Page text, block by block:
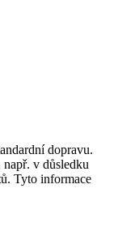
dopravu.
v důsledku
Tyto informace